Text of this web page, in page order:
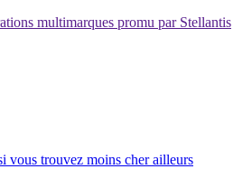
multimarques promu par Stellantis
vous trouvez moins cher ailleurs